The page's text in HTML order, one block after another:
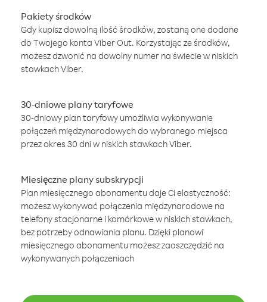
Pakiety środków
Gdy kupisz dowolną ilość środków, zostaną one dodane
do Twojego konta Viber Out. Korzystając ze środków,
możesz dzwonić na dowolny numer na świecie w niskich
stawkach Viber.
30-dniowe plany taryfowe
30-dniowy plan taryfowy umożliwia wykonywanie
połączeń międzynarodowych do wybranego miejsca
przez okres 30 dni w niskich stawkach Viber.
Miesięczne plany subskrypcji
Plan miesięcznego abonamentu daje Ci elastyczność:
możesz wykonywać połączenia międzynarodowe na
telefony stacjonarne i komórkowe w niskich stawkach,
bez potrzeby odnawiania planu. Dzięki planowi
miesięcznego abonamentu możesz zaoszczędzić na
wykonywanych połączeniach